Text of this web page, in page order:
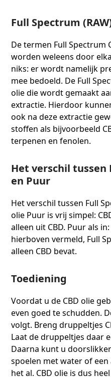
Full Spectrum
De termen Full Spectrum
worden weleens door
niks: er wordt namelijk
mee bedoeld. De Full
olie die wordt gemaakt
extractie. Hierdoor
ook na deze extractie
stoffen als bijvoorbeeld
terpenen en fenolen.
Het verschil
en Puur
Het verschil tussen Full
olie Puur is vrij simpel:
alleen uit CBD. Puur als
hierboven vermeld, Full
alleen CBD bevat.
Toediening
Voordat u de CBD olie
even goed te schudden.
volgt. Breng druppeltjes
Laat de druppeltjes daar
Daarna kunt u
spoelen met water of
het al. CBD olie is dus